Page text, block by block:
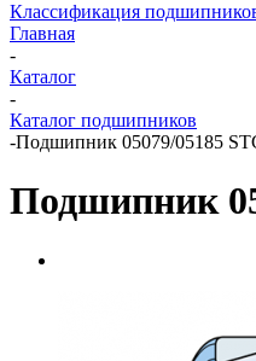
Классификация
Главная
-
Каталог
-
Каталог подшипников
-Подшипник 05079/05185
Подшипник